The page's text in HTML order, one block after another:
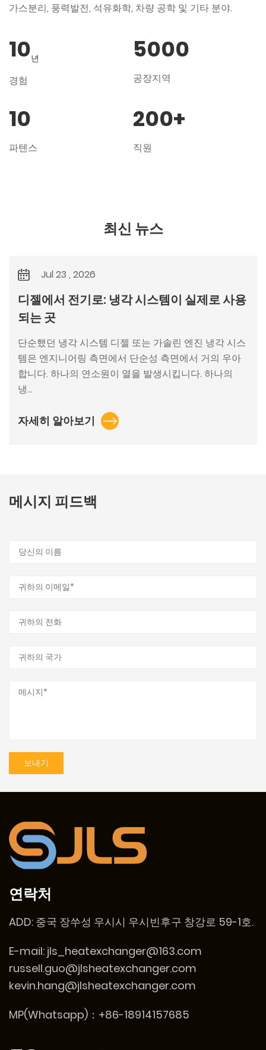
가스분리, 풍력발전, 석유화학, 차량 공학 및 기타 분야.
10년
경험
5000
공장지역
10
파텐스
200+
직원
최신 뉴스
Jul 23 , 2026
디젤에서 전기로: 냉각 시스템이 실제로 사용
되는 곳
단순했던 냉각 시스템 디젤 또는 가솔린 엔진 냉각 시스
템은 엔지니어링 측면에서 단순성 측면에서 거의 우아
합니다. 하나의 연소원이 열을 발생시킵니다. 하나의
냉...
자세히 알아보기
메시지 피드백
연락처
ADD: 중국 장쑤성 우시시 우시빈후구 창강로 59-1호.
E-mail: jls_heatexchanger@163.com
russell.guo@jlsheatexchanger.com
kevin.hang@jlsheatexchanger.com
MP(Whatsapp)：+86-18914157685